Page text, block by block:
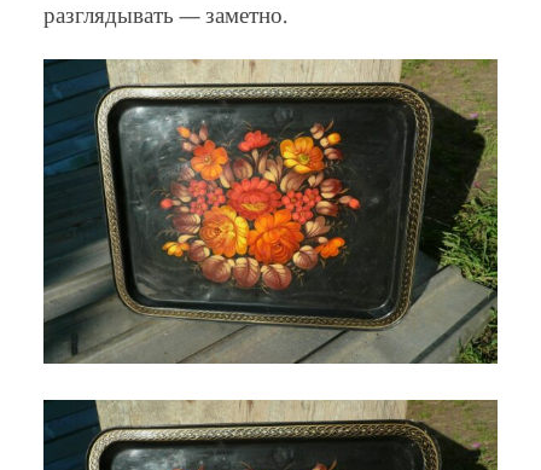
разглядывать — заметно.